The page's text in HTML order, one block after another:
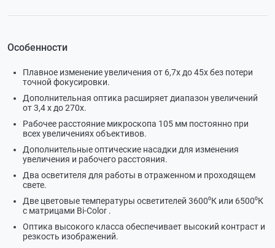
Особенности
Плавное изменение увеличения от 6,7х до 45х без потери
точной фокусировки.
Дополнительная оптика расширяет диапазон увеличений
от 3,4 х до 270х.
Рабочее расстояние микроскопа 105 мм постоянно при
всех увеличениях объективов.
Дополнительные оптические насадки для изменения
увеличения и рабочего расстояния.
Два осветителя для работы в отраженном и проходящем
свете.
Две цветовые температуры осветителей 3600⁰К или 6500⁰К
с матрицами Bi-Color .
Оптика высокого класса обеспечивает высокий контраст и
резкость изображений.